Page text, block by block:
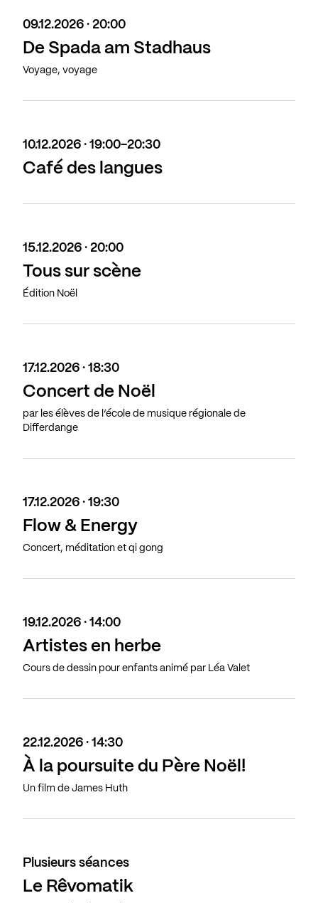
09.12.2026 · 20:00
De Spada am Stadhaus
Voyage, voyage
10.12.2026 · 19:00-20:30
Café des langues
15.12.2026 · 20:00
Tous sur scène
Édition Noël
17.12.2026 · 18:30
Concert de Noël
par les élèves de l’école de musique régionale de
Differdange
17.12.2026 · 19:30
Flow & Energy
Concert, méditation et qi gong
19.12.2026 · 14:00
Artistes en herbe
Cours de dessin pour enfants animé par Léa Valet
22.12.2026 · 14:30
À la poursuite du Père Noël!
Un film de James Huth
Plusieurs séances
Le Rêvomatik